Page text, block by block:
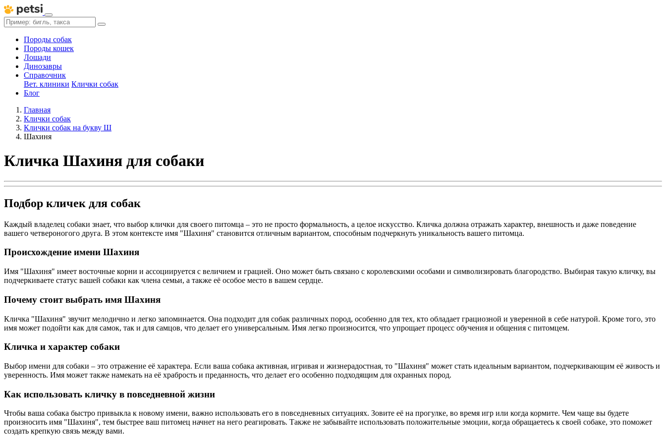
Породы собак
Породы кошек
Лошади
Динозавры
Справочник
Вет. клиники Клички собак
Блог
Главная
Клички собак
Клички собак на букву Ш
Шахиня
Кличка Шахиня для собаки
Подбор кличек для собак
Каждый владелец собаки знает, что выбор клички для своего питомца – это не просто формальность, а целое искусство. Кличка должна отражать характер, внешность и даже поведение
вашего четвероногого друга. В этом контексте имя "Шахиня" становится отличным вариантом, способным подчеркнуть уникальность вашего питомца.
Происхождение имени Шахиня
Имя "Шахиня" имеет восточные корни и ассоциируется с величием и грацией. Оно может быть связано с королевскими особами и символизировать благородство. Выбирая такую кличку, вы
подчеркиваете статус вашей собаки как члена семьи, а также её особое место в вашем сердце.
Почему стоит выбрать имя Шахиня
Кличка "Шахиня" звучит мелодично и легко запоминается. Она подходит для собак различных пород, особенно для тех, кто обладает грациозной и уверенной в себе натурой. Кроме того, это
имя может подойти как для самок, так и для самцов, что делает его универсальным. Имя легко произносится, что упрощает процесс обучения и общения с питомцем.
Кличка и характер собаки
Выбор имени для собаки – это отражение её характера. Если ваша собака активная, игривая и жизнерадостная, то "Шахиня" может стать идеальным вариантом, подчеркивающим её живость и
уверенность. Имя может также намекать на её храбрость и преданность, что делает его особенно подходящим для охранных пород.
Как использовать кличку в повседневной жизни
Чтобы ваша собака быстро привыкла к новому имени, важно использовать его в повседневных ситуациях. Зовите её на прогулке, во время игр или когда кормите. Чем чаще вы будете
произносить имя "Шахиня", тем быстрее ваш питомец начнет на него реагировать. Также не забывайте использовать положительные эмоции, когда обращаетесь к своей собаке, это поможет
создать крепкую связь между вами.